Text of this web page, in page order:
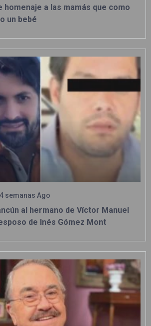
homenaje a las mamás que como
un bebé
4 semanas Ago
al hermano de Víctor Manuel
de Inés Gómez Mont